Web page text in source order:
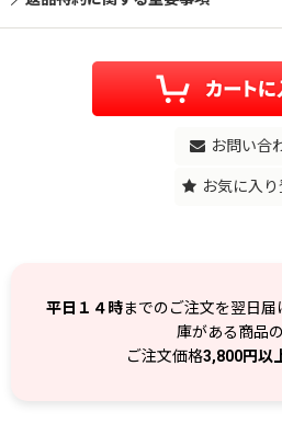
お問い合
お気に入
平日１４時までのご注文を翌日
庫がある商品の
ご注文価格3,800円以